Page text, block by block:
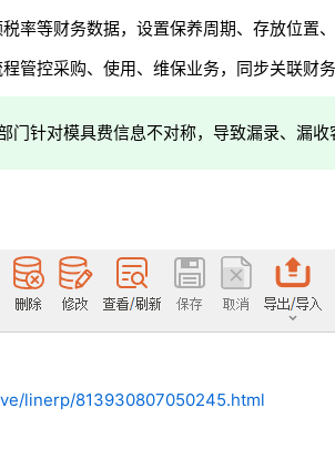
率等财务数据，设置保养周期、存放位置
管控采购、使用、维保业务，同步关联财
门针对模具费信息不对称，导致漏录、漏
linerp/813930807050245.html